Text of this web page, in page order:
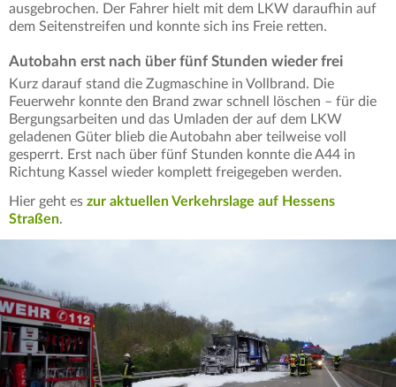
ausgebrochen. Der Fahrer hielt mit dem LKW daraufhin auf
dem Seitenstreifen und konnte sich ins Freie retten.
Autobahn erst nach über fünf Stunden wieder frei
Kurz darauf stand die Zugmaschine in Vollbrand. Die
Feuerwehr konnte den Brand zwar schnell löschen – für die
Bergungsarbeiten und das Umladen der auf dem LKW
geladenen Güter blieb die Autobahn aber teilweise voll
gesperrt. Erst nach über fünf Stunden konnte die A44 in
Richtung Kassel wieder komplett freigegeben werden.
Hier geht es zur aktuellen Verkehrslage auf Hessens
Straßen.